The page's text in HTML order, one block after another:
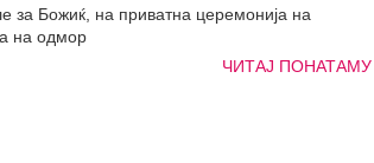
за Божиќ, на приватна церемонија на
на одмор
ЧИТАЈ ПОНАТАМУ